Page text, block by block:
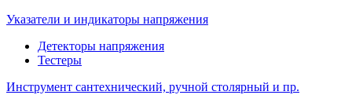
Указатели и индикаторы напряжения
Детекторы напряжения
Тестеры
Инструмент сантехнический, ручной столярный и пр.